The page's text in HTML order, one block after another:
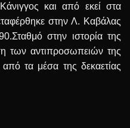
και από εκεί στα
στην Λ. Καβάλας
στην ιστορία της
των αντιπροσωπειών της
τα μέσα της δεκαετίας